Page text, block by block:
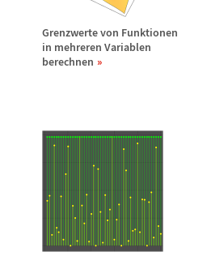
Grenzwerte von Funktionen
in mehreren Variablen
berechnen